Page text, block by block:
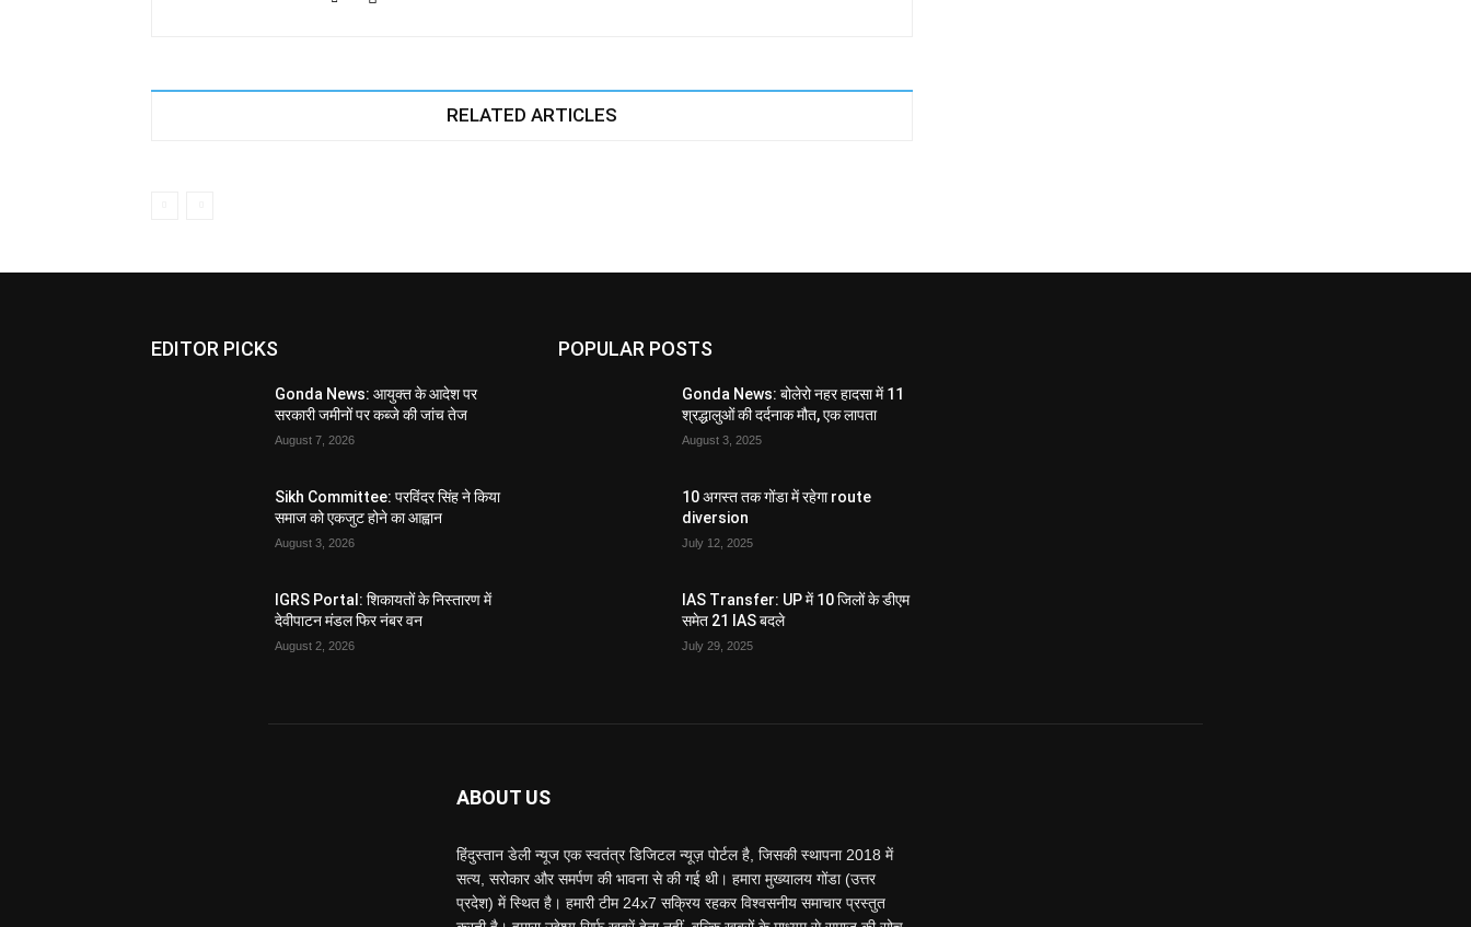
RELATED ARTICLES
EDITOR PICKS
Gonda News: आयुक्त के आदेश पर
सरकारी जमीनों पर कब्जे की जांच तेज
August 7, 2026
Sikh Committee: परविंदर सिंह ने किया
समाज को एकजुट होने का आह्वान
August 3, 2026
IGRS Portal: शिकायतों के निस्तारण में
देवीपाटन मंडल फिर नंबर वन
August 2, 2026
POPULAR POSTS
Gonda News: बोलेरो नहर हादसा में 11
श्रद्धालुओं की दर्दनाक मौत, एक लापता
August 3, 2025
10 अगस्त तक गोंडा में रहेगा route
diversion
July 12, 2025
IAS Transfer: UP में 10 जिलों के डीएम
समेत 21 IAS बदले
July 29, 2025
ABOUT US
हिंदुस्तान डेली न्यूज एक स्वतंत्र डिजिटल न्यूज़ पोर्टल है, जिसकी स्थापना 2018 में
सत्य, सरोकार और समर्पण की भावना से की गई थी। हमारा मुख्यालय गोंडा (उत्तर
प्रदेश) में स्थित है। हमारी टीम 24x7 सक्रिय रहकर विश्वसनीय समाचार प्रस्तुत